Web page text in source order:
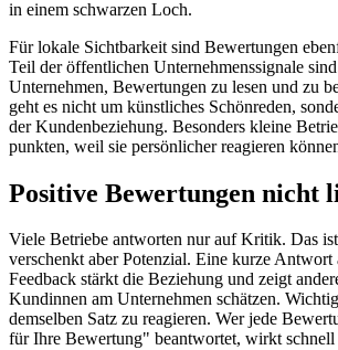
in einem schwarzen Loch.
Für lokale Sichtbarkeit sind Bewertungen
Teil der öffentlichen Unternehmenssignale
Unternehmen, Bewertungen zu lesen und zu
geht es nicht um künstliches Schönreden,
der Kundenbeziehung. Besonders kleine
punkten, weil sie persönlicher reagieren
Positive Bewertungen nicht
Viele Betriebe antworten nur auf Kritik. Das
verschenkt aber Potenzial. Eine kurze Antwort
Feedback stärkt die Beziehung und zeigt
Kundinnen am Unternehmen schätzen.
demselben Satz zu reagieren. Wer jede
für Ihre Bewertung" beantwortet, wirkt schnell